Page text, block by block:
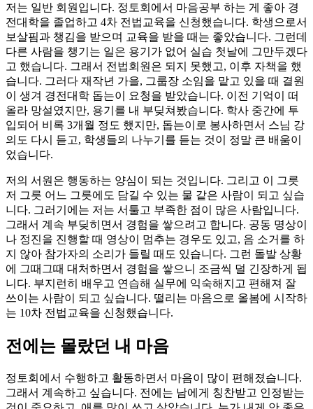
저는 일반 회원입니다. 정토회에서 마음공부 하는 게 좋아 경
전대학을 졸업하고 4차 전법교육을 신청했습니다. 학생으로서
보살핌과 챙김을 받으며 교육을 받을 때는 좋았습니다. 그런데
다른 사람을 챙기는 일은 용기가 없어 실습 첫날에 그만두겠다
고 했습니다. 그래서 전법회원은 되지 못했고, 이후 자책을 했
습니다. 그러다 재작년 가을, 그룹장 소임을 맡고 있을 때 결원
이 생겨 경전대학 돕는이 요청을 받았습니다. 이전 기억이 떠
올라 망설였지만, 용기를 내 부딪쳐봤습니다. 학사 중간에 투
입되어 비록 3개월 정도 했지만, 돕는이로 봉사하면서 스님 강
의도 다시 듣고, 학생들의 나누기를 듣는 것이 정말 큰 배움이
었습니다.
저의 서원은 행동하는 양심이 되는 것입니다. 그리고 이 그릇
저 그릇 어느 그릇에도 담길 수 있는 물 같은 사람이 되고 싶습
니다. 그러기에는 저는 서툴고 부족한 점이 많은 사람입니다.
그래서 계속 부딪히면서 경험을 쌓으려고 합니다. 공동 명상이
나 정진을 진행할 때 영상이 멈추는 경우도 있고, 음 소거를 하
지 않아 참가자의 소리가 들릴 때도 있습니다. 그런 돌발 상황
에 그때그때 대처하면서 경험을 쌓으니 조금씩 덜 긴장하게 됩
니다. 부지런히 배우고 연습해 실무에 익숙해지고 편해져 잘
쓰이는 사람이 되고 싶습니다. 떨리는 마음으로 올봄에 시작하
는 10차 전법교육을 신청했습니다.
전에는 몰랐던 내 마음
정토회에서 수행하고 활동하면서 마음이 많이 편해졌습니다.
그래서 계속하고 싶습니다. 전에는 남에게 칭찬받고 인정받는